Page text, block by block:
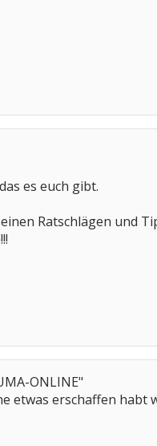
es euch gibt.
Ratschlägen und
ONLINE"
etwas erschaffen